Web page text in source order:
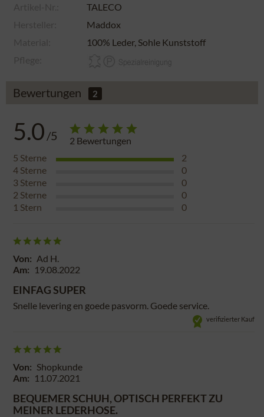
TALECO
Maddox
100% Leder, Sohle Kunststoff
Bewertungen 2
5.0 /5 2 Bewertungen
5 Sterne
2
4 Sterne
0
3 Sterne
0
2 Sterne
0
1 Stern 0
Von: Ad H.
Am: 19.08.2022
EINFAG SUPER
Snelle levering en goede pasvorm. Goede service.
verifizierter Kauf
Von: Shopkunde
Am: 11.07.2021
BEQUEMER SCHUH, OPTISCH PERFEKT ZU
MEINER LEDERHOSE.